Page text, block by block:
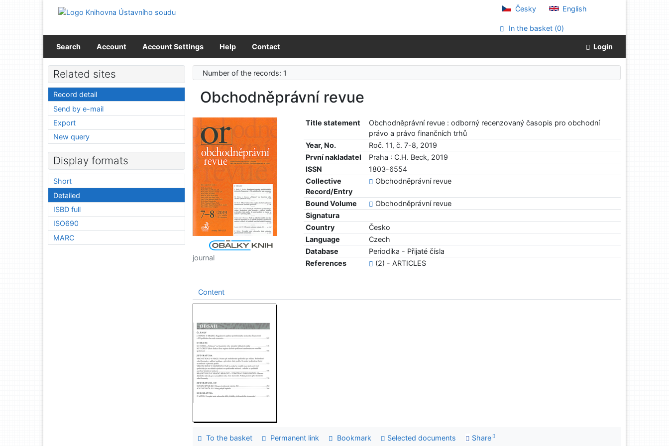
Go to menu
Česky English
In the basket (0)
Search Account Account Settings Help Contact Login
Number of the records: 1
Obchodněprávní revue
Title statement
Obchodněprávní revue : odborný recenzovaný časopis pro obchodní
právo a právo finančních trhů
Year, No.
Roč. 11, č. 7-8, 2019
První nakladatel
Praha : C.H. Beck, 2019
ISSN
1803-6554
Collective
Record/Entry
Obchodněprávní revue
Bound Volume
Obchodněprávní revue
Signatura
Country
Česko
Language
Czech
Database
Periodika - Přijaté čísla
References
(2) - ARTICLES
journal
Content
To the basket Permanent link Bookmark Selected documents Share
Related sites
Record detail
Send by e-mail
Export
New query
Display formats
Short
Detailed
ISBD full
ISO690
MARC